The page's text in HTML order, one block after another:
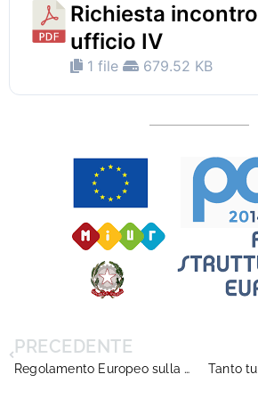
Richiesta incontro
ufficio IV
1 file 679.52 KB
PRECEDENTE
Regolamento Europeo sulla Protezione dei Dati